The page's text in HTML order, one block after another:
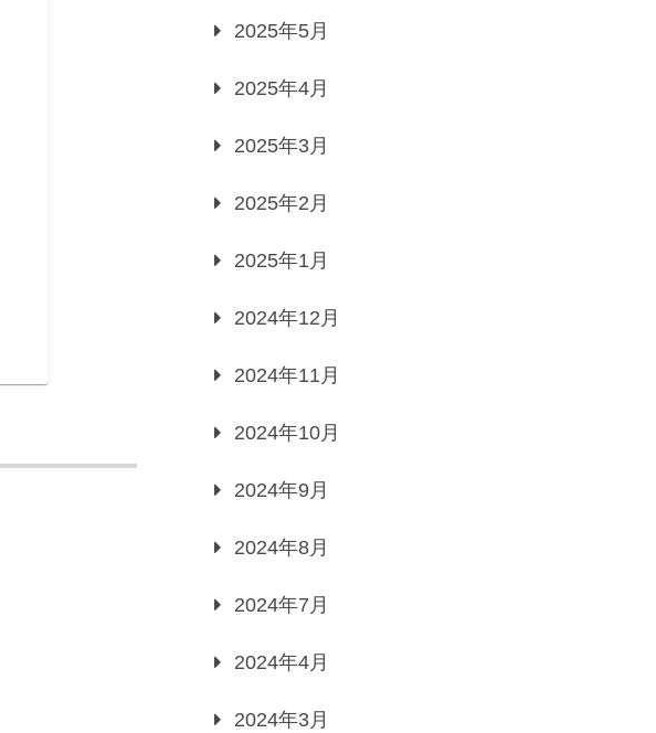
2025年5月
2025年4月
2025年3月
2025年2月
2025年1月
2024年12月
2024年11月
2024年10月
2024年9月
2024年8月
2024年7月
2024年4月
2024年3月